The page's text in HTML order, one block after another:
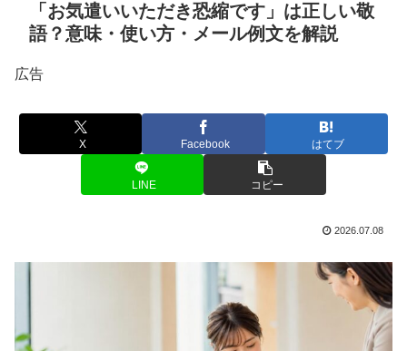
「お気遣いいただき恐縮です」は正しい敬
語？意味・使い方・メール例文を解説
広告
X Facebook はてブ
LINE コピー
2026.07.08